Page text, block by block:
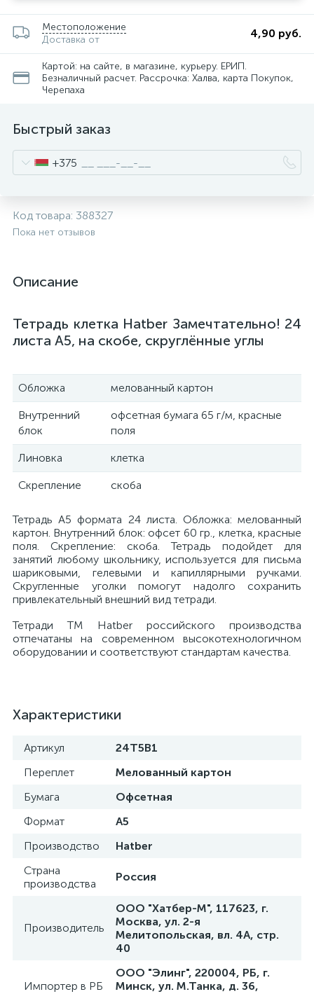
Местоположение
Доставка от
4,90 руб.
Картой: на сайте, в магазине, курьеру. ЕРИП.
Безналичный расчет. Рассрочка: Халва, карта Покупок,
Черепаха
Быстрый заказ
+375
Код товара: 388327
Пока нет отзывов
Описание
Тетрадь клетка Hatber Замечтательно! 24
листа А5, на скобе, скруглённые углы
Обложка мелованный картон
Внутренний
блок
офсетная бумага 65 г/м, красные
поля
Линовка клетка
Скрепление скоба
Тетрадь А5 формата 24 листа. Обложка: мелованный
картон. Внутренний блок: офсет 60 гр., клетка, красные
поля. Скрепление: скоба. Тетрадь подойдет для
занятий любому школьнику, используется для письма
шариковыми, гелевыми и капиллярными ручками.
Скругленные уголки помогут надолго сохранить
привлекательный внешний вид тетради.
Тетради ТМ Hatber российского производства
отпечатаны на современном высокотехнологичном
оборудовании и соответствуют стандартам качества.
Характеристики
Артикул
24Т5В1
Переплет
Мелованный картон
Бумага
Офсетная
Формат
А5
Производство
Hatber
Страна
производства
Россия
Производитель
ООО "Хатбер-М", 117623, г.
Москва, ул. 2-я
Мелитопольская, вл. 4А, стр.
40
Импортер в РБ
ООО "Элинг", 220004, РБ, г.
Минск, ул. М.Танка, д. 36,